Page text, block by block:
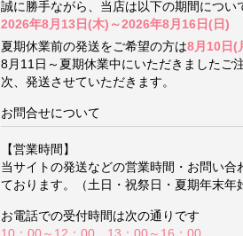
誠に勝手ながら、当店は以下の期間につい
2026年8月13日(木)～2026年8月16日(日)
夏期休業前の発送をご希望の方は8月10日(
8月11日～夏期休業中にいただきましたご
次、発送させていただきます。
お問合せについて
【営業時間】
当サイトの発送などの営業時間・お問い合
ております。（土日・祝祭日・夏期年末年
お電話での受付時間は次の通りです